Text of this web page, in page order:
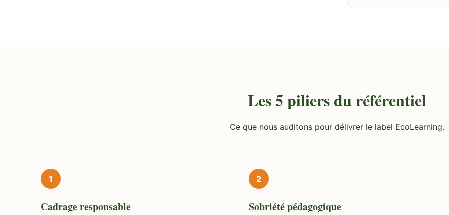
Les 5 piliers du référentiel
Ce que nous auditons pour délivrer le label EcoLearning.
1
Cadrage responsable
2
Sobriété pédagogique